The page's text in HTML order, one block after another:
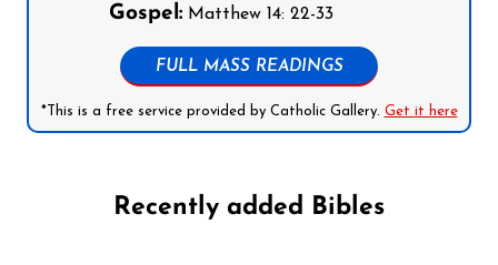
Gospel: Matthew 14: 22-33
FULL MASS READINGS
*This is a free service provided by Catholic Gallery. Get it here
Recently added Bibles